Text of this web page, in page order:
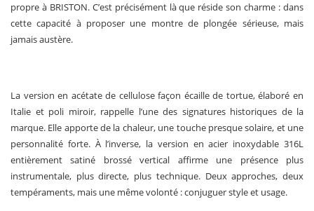
propre à BRISTON. C’est précisément là que réside son charme : dans
cette capacité à proposer une montre de plongée sérieuse, mais
jamais austère.
La version en acétate de cellulose façon écaille de tortue, élaboré en
Italie et poli miroir, rappelle l’une des signatures historiques de la
marque. Elle apporte de la chaleur, une touche presque solaire, et une
personnalité forte. À l’inverse, la version en acier inoxydable 316L
entièrement satiné brossé vertical affirme une présence plus
instrumentale, plus directe, plus technique. Deux approches, deux
tempéraments, mais une même volonté : conjuguer style et usage.